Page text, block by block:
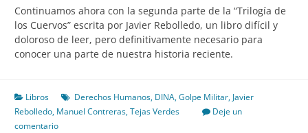
Continuamos ahora con la segunda parte de la “Trilogía de
los Cuervos” escrita por Javier Rebolledo, un libro difícil y
doloroso de leer, pero definitivamente necesario para
conocer una parte de nuestra historia reciente.
Libros Derechos Humanos, DINA,Golpe Militar, Javier
Rebolledo, Manuel Contreras,Tejas Verdes
Deje un
comentario